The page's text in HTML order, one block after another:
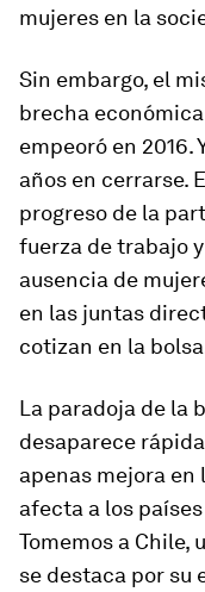
mujeres en la
Sin embargo, el
brecha
empeoró en 2016.
años en cerrarse.
progreso de la
fuerza de trabajo
ausencia de
en las juntas
cotizan en la
La paradoja de la
desaparece
apenas mejora en
afecta a los
Tomemos a Chile,
se destaca por